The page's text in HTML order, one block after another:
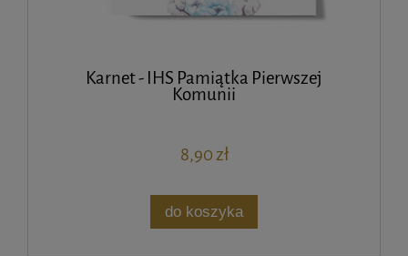
Karnet - IHS Pamiątka Pierwszej
Komunii
8,90 zł
do koszyka